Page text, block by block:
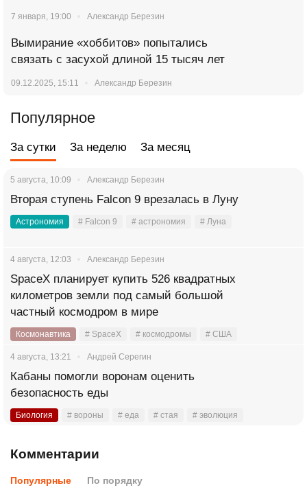
7 января, 19:00 Александр Березин
Вымирание «хоббитов» попытались
связать с засухой длиной 15 тысяч лет
09.12.2025, 15:11 Александр Березин
Популярное
За сутки За неделю За месяц
5 августа, 10:09 Александр Березин
Вторая ступень Falcon 9 врезалась в Луну
Астрономия # Falcon 9 # астрономия # Луна
4 августа, 12:03 Александр Березин
SpaceX планирует купить 526 квадратных
километров земли под самый большой
частный космодром в мире
Космонавтика # SpaceX # космодромы # США
4 августа, 13:21 Андрей Серегин
Кабаны помогли воронам оценить
безопасность еды
Биология # вороны # еда # стая # эволюция
Комментарии
Популярные По порядку